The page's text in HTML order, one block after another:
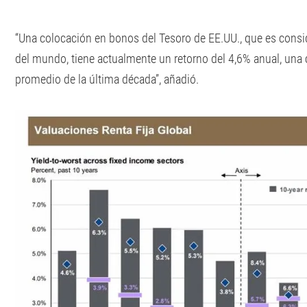
“Una colocación en bonos del Tesoro de EE.UU., que es
del mundo, tiene actualmente un retorno del 4,6% anual,
promedio de la última década”, añadió.